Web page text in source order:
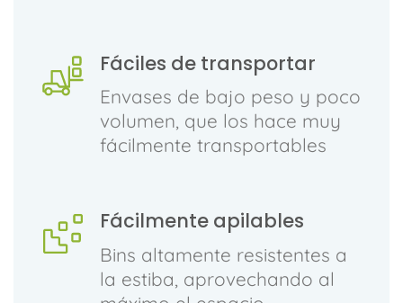
Fáciles de transportar
Envases de bajo peso y poco
volumen, que los hace muy
fácilmente transportables
Fácilmente apilables
Bins altamente resistentes a
la estiba, aprovechando al